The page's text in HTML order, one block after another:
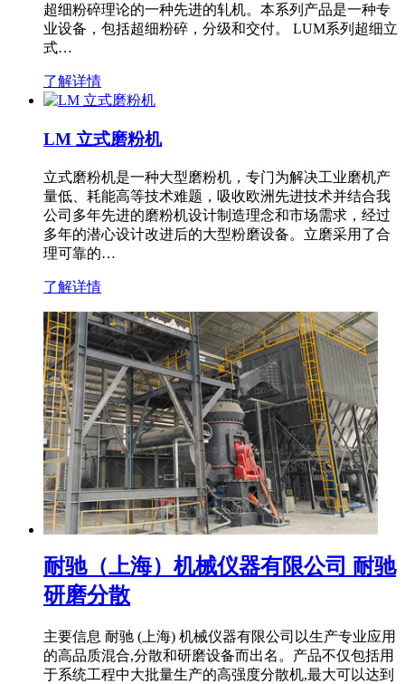
超细粉碎理论的一种先进的轧机。本系列产品是一种专
业设备，包括超细粉碎，分级和交付。 LUM系列超细立
式…
了解详情
LM 立式磨粉机
立式磨粉机是一种大型磨粉机，专门为解决工业磨机产
量低、耗能高等技术难题，吸收欧洲先进技术并结合我
公司多年先进的磨粉机设计制造理念和市场需求，经过
多年的潜心设计改进后的大型粉磨设备。立磨采用了合
理可靠的…
了解详情
耐驰（上海）机械仪器有限公司 耐驰
研磨分散
主要信息 耐驰 (上海) 机械仪器有限公司以生产专业应用
的高品质混合,分散和研磨设备而出名。产品不仅包括用
于系统工程中大批量生产的高强度分散机,最大可以达到